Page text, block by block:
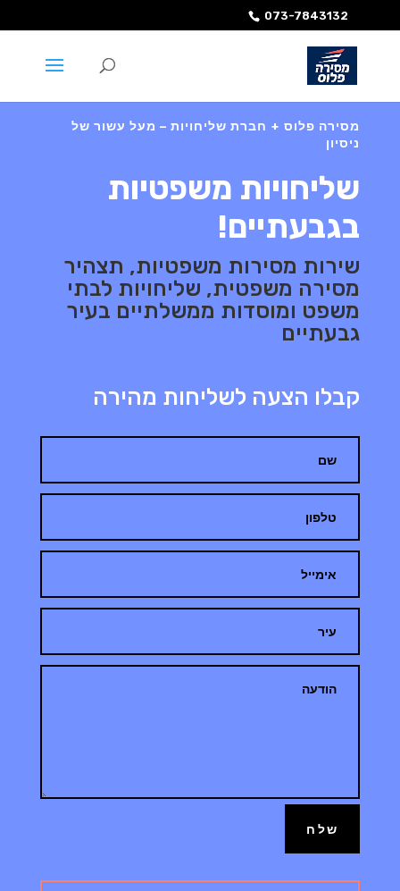
073-7843132
מסירה פלוס + חברת שליחויות – מעל עשור של
ניסיון
שליחויות משפטיות
בגבעתיים!
שירות מסירות משפטיות, תצהיר
מסירה משפטית, שליחויות לבתי
משפט ומוסדות ממשלתיים בעיר
גבעתיים
קבלו הצעה לשליחות מהירה
שלח